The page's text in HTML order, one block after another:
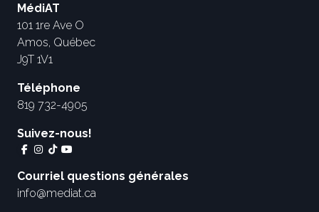
MédiAT
101 1re Ave O
Amos, Québec
J9T 1V1
Téléphone
819 732-4905
Suivez-nous!
Courriel questions générales
info@mediat.ca